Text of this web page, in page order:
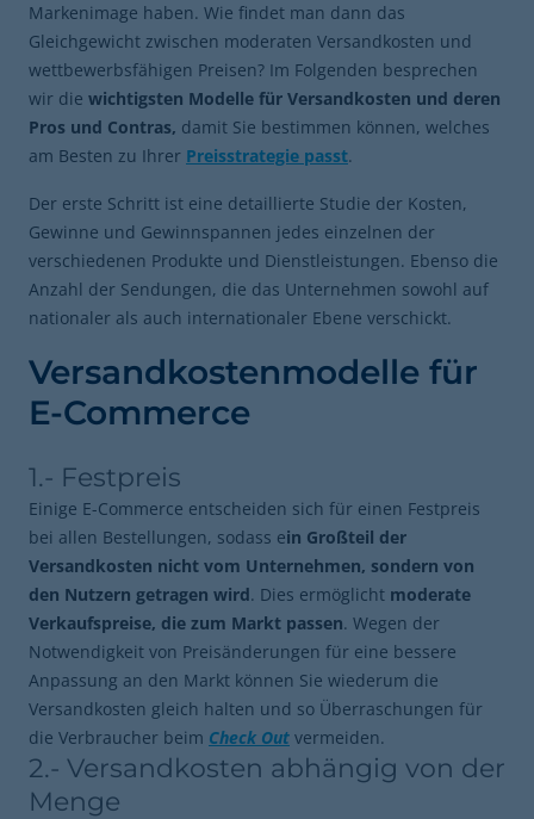
Markenimage haben. Wie findet man dann das
Gleichgewicht zwischen moderaten Versandkosten und
wettbewerbsfähigen Preisen? Im Folgenden besprechen
wir die wichtigsten Modelle für Versandkosten und deren
Pros und Contras, damit Sie bestimmen können, welches
am Besten zu Ihrer Preisstrategie passt.
Der erste Schritt ist eine detaillierte Studie der Kosten,
Gewinne und Gewinnspannen jedes einzelnen der
verschiedenen Produkte und Dienstleistungen. Ebenso die
Anzahl der Sendungen, die das Unternehmen sowohl auf
nationaler als auch internationaler Ebene verschickt.
Versandkostenmodelle für
E-Commerce
1.- Festpreis
Einige E-Commerce entscheiden sich für einen Festpreis
bei allen Bestellungen, sodass ein Großteil der
Versandkosten nicht vom Unternehmen, sondern von
den Nutzern getragen wird. Dies ermöglicht moderate
Verkaufspreise, die zum Markt passen. Wegen der
Notwendigkeit von Preisänderungen für eine bessere
Anpassung an den Markt können Sie wiederum die
Versandkosten gleich halten und so Überraschungen für
die Verbraucher beim Check Out vermeiden.
2.- Versandkosten abhängig von der
Menge